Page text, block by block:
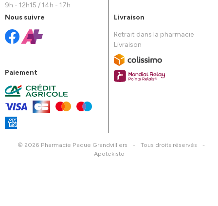
9h - 12h15 / 14h - 17h
Nous suivre
Paiement
Livraison
Retrait dans la pharmacie
Livraison
© 2026 Pharmacie Paque Grandvilliers - Tous droits réservés
-
Apotekisto